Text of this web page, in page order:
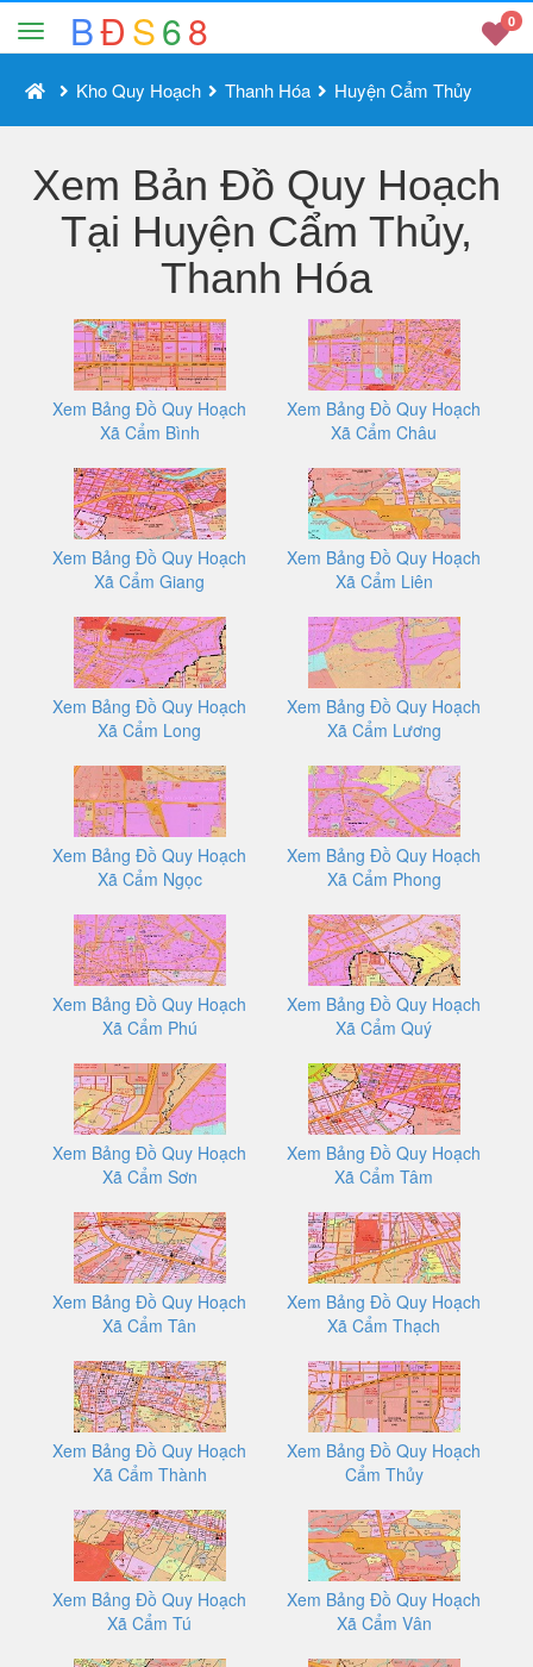
BĐS68 0
Kho Quy Hoạch Thanh Hóa Huyện Cẩm Thủy
Xem Bản Đồ Quy Hoạch
Tại Huyện Cẩm Thủy,
Thanh Hóa
Xem Bảng Đồ Quy Hoạch
Xã Cẩm Bình
Xem Bảng Đồ Quy Hoạch
Xã Cẩm Châu
Xem Bảng Đồ Quy Hoạch
Xã Cẩm Giang
Xem Bảng Đồ Quy Hoạch
Xã Cẩm Liên
Xem Bảng Đồ Quy Hoạch
Xã Cẩm Long
Xem Bảng Đồ Quy Hoạch
Xã Cẩm Lương
Xem Bảng Đồ Quy Hoạch
Xã Cẩm Ngọc
Xem Bảng Đồ Quy Hoạch
Xã Cẩm Phong
Xem Bảng Đồ Quy Hoạch
Xã Cẩm Phú
Xem Bảng Đồ Quy Hoạch
Xã Cẩm Quý
Xem Bảng Đồ Quy Hoạch
Xã Cẩm Sơn
Xem Bảng Đồ Quy Hoạch
Xã Cẩm Tâm
Xem Bảng Đồ Quy Hoạch
Xã Cẩm Tân
Xem Bảng Đồ Quy Hoạch
Xã Cẩm Thạch
Xem Bảng Đồ Quy Hoạch
Xã Cẩm Thành
Xem Bảng Đồ Quy Hoạch
Cẩm Thủy
Xem Bảng Đồ Quy Hoạch
Xã Cẩm Tú
Xem Bảng Đồ Quy Hoạch
Xã Cẩm Vân